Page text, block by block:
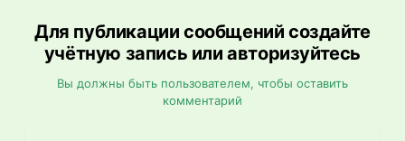
Для публикации сообщений создайте
учётную запись или авторизуйтесь
Вы должны быть пользователем, чтобы оставить
комментарий